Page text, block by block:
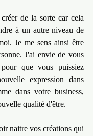
de la sorte car cela
à un autre niveau de
Je me sens ainsi être
J'ai envie de vous
que vous puissiez
expression dans
dans votre business,
qualité d'être.
naitre vos créations qui